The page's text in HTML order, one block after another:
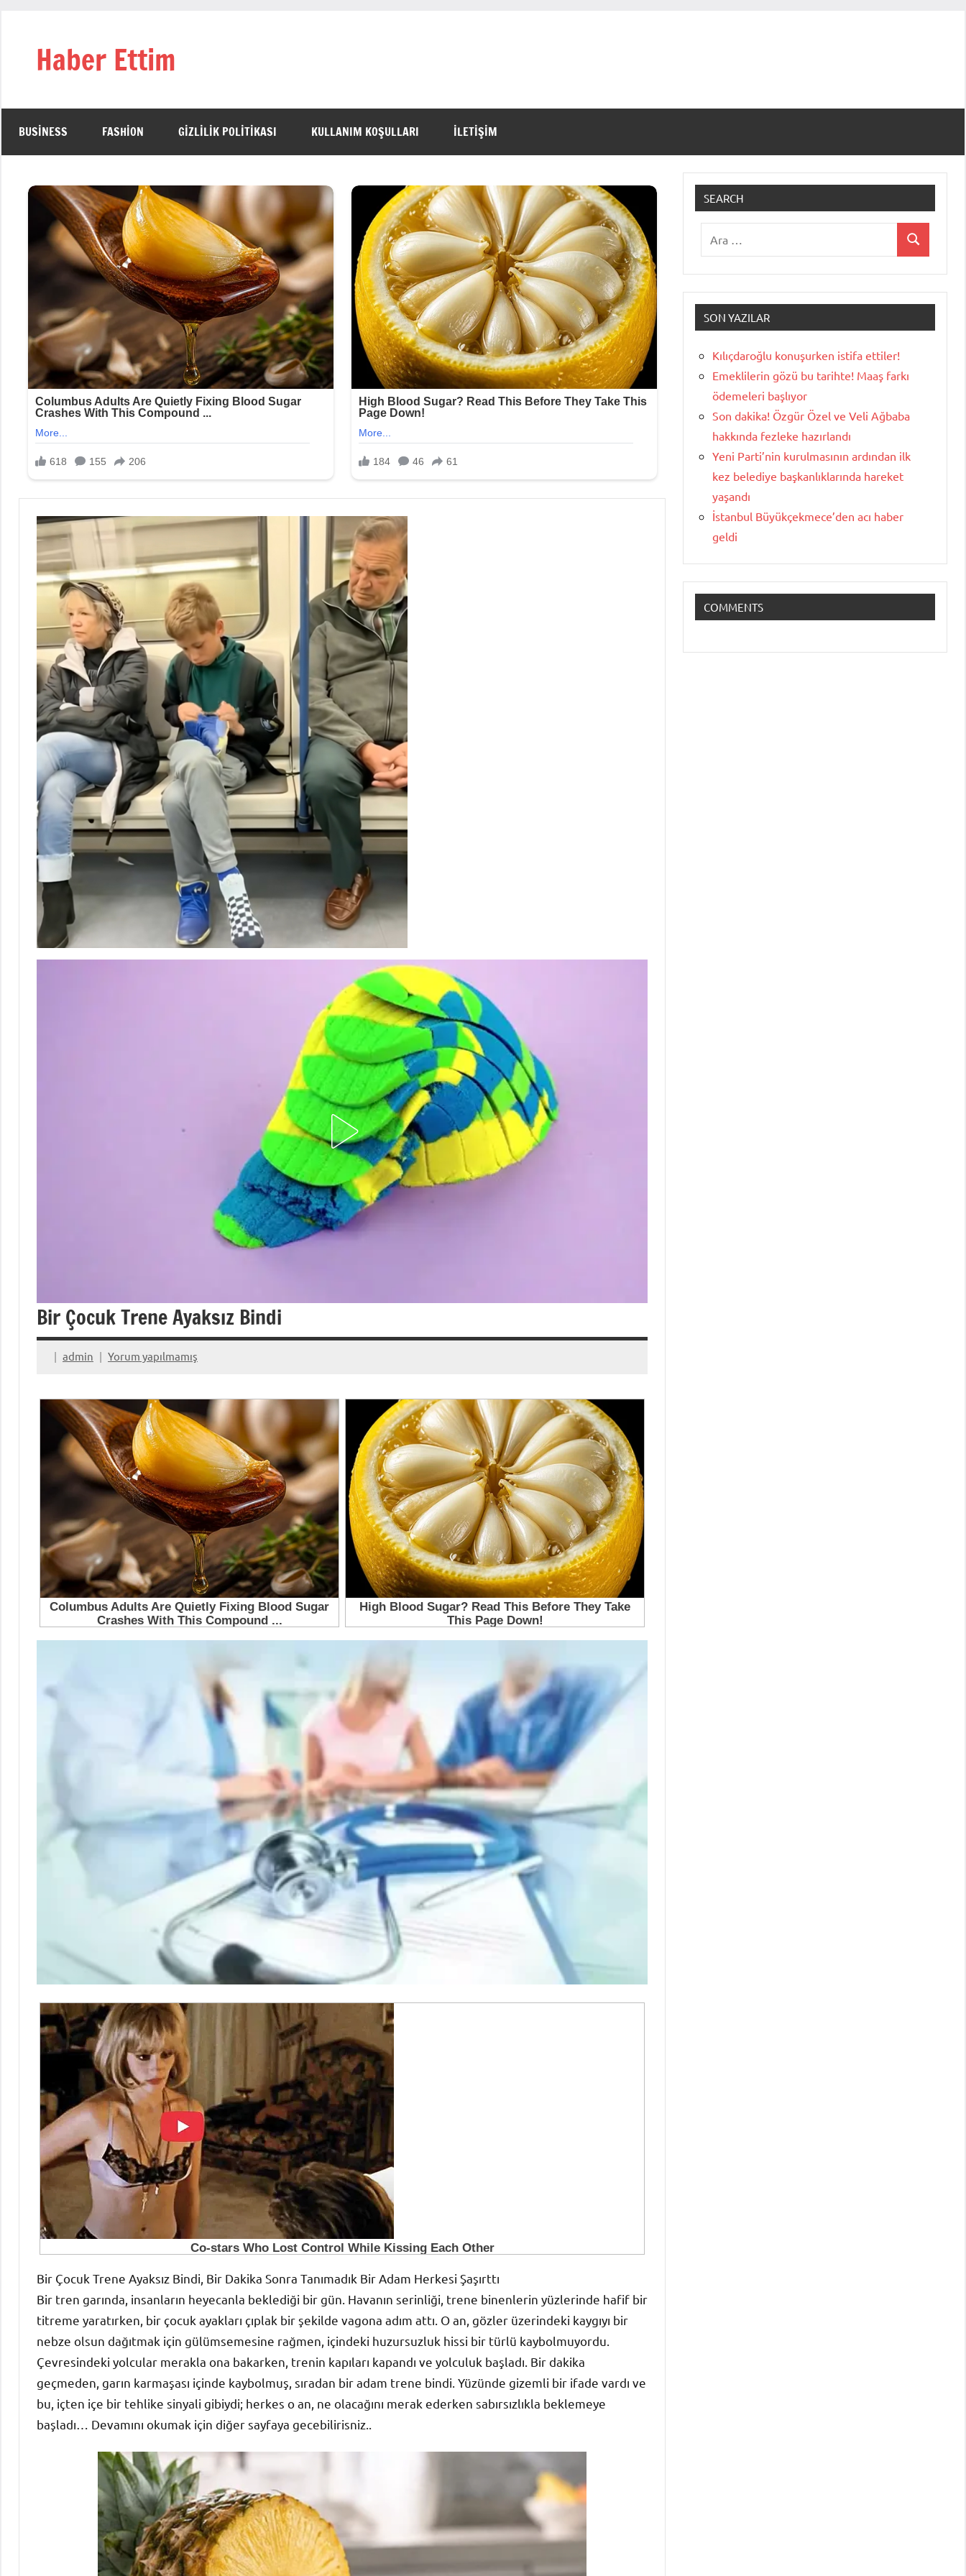
Haber Ettim
BUSINESS FASHION GIZLILIK POLITIKASI KULLANIM KOŞULLARI İLETİŞİM
Bir Çocuk Trene Ayaksız Bindi
admin Yorum yapılmamış
Bir Çocuk Trene Ayaksız Bindi, Bir Dakika Sonra Tanımadık Bir Adam Herkesi Şaşırttı
Bir tren garında, insanların heyecanla beklediği bir gün. Havanın serinliği, trene binenlerin yüzlerinde hafif bir
titreme yaratırken, bir çocuk ayakları çıplak bir şekilde vagona adım attı. O an, gözler üzerindeki kaygıyı bir
nebze olsun dağıtmak için gülümsemesine rağmen, içindeki huzursuzluk hissi bir türlü kaybolmuyordu.
Çevresindeki yolcular merakla ona bakarken, trenin kapıları kapandı ve yolculuk başladı. Bir dakika
geçmeden, garın karmaşası içinde kaybolmuş, sıradan bir adam trene bindi. Yüzünde gizemli bir ifade vardı ve
bu, içten içe bir tehlike sinyali gibiydi; herkes o an, ne olacağını merak ederken sabırsızlıkla beklemeye
başladı… Devamını okumak için diğer sayfaya gecebilirisniz..
SEARCH
Ara
SON YAZILAR
Kılıçdaroğlu konuşurken istifa ettiler!
Emeklilerin gözü bu tarihte! Maaş farkı
ödemeleri başlıyor
Son dakika! Özgür Özel ve Veli Ağbaba
hakkında fezleke hazırlandı
Yeni Parti’nin kurulmasının ardından ilk
kez belediye başkanlıklarında hareket
yaşandı
İstanbul Büyükçekmece’den acı haber
geldi
COMMENTS